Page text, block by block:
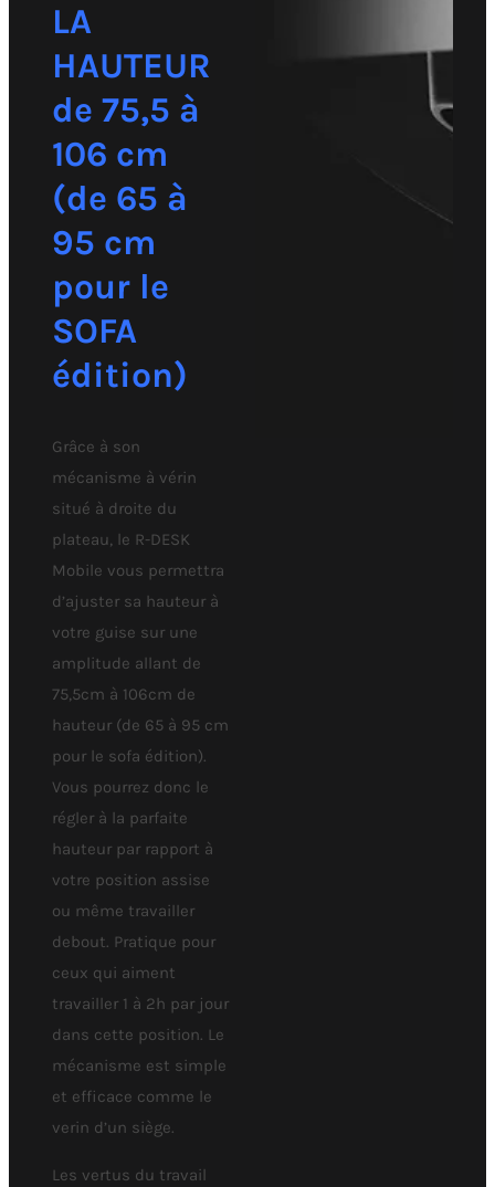
LA
HAUTEUR
de 75,5 à
106 cm
(de 65 à
95 cm
pour le
SOFA
édition)
Grâce à son
mécanisme à vérin
situé à droite du
plateau, le R-DESK
Mobile vous permettra
d’ajuster sa hauteur à
votre guise sur une
amplitude allant de
75,5cm à 106cm de
hauteur (de 65 à 95 cm
pour le sofa édition).
Vous pourrez donc le
régler à la parfaite
hauteur par rapport à
votre position assise
ou même travailler
debout. Pratique pour
ceux qui aiment
travailler 1 à 2h par jour
dans cette position. Le
mécanisme est simple
et efficace comme le
verin d’un siège.
Les vertus du travail